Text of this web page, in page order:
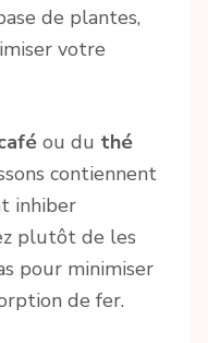
de plantes,
votre
ou du thé
contiennent
inhiber
plutôt de les
pour minimiser
de fer.